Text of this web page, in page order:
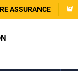
ASSURANCE